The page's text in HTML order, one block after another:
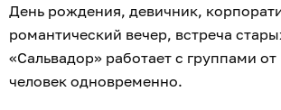
День рождения, девичник,
романтический вечер, встреча
«Сальвадор» работает с группами
человек одновременно.